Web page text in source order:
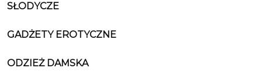
SŁODYCZE
GADŻETY EROTYCZNE
ODZIEŻ DAMSKA